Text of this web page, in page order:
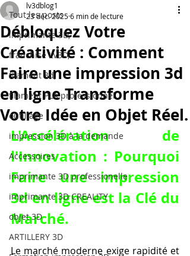
Tout les posts
imprimante 3D,
franchise LV3D,
filament 3d,
filament PLA professionnel
outillage
impression 3D à la demande
Accessoires
imprimante 3D professionelle
imprimante 3D CREALITY
objet 3D
ARTILLERY 3D
Débloquez Votre
Créativité : Comment
Faire une impression 3d
en ligne Transforme
Votre Idée en Objet Réel.
lv3dblog1
23 déc. 20256 min de lecture
L'Accélération de
Faire une impression
3d en ligne est la Clé du
Marché.
Le marché moderne exige rapidité et